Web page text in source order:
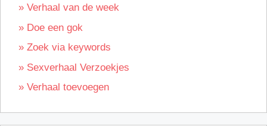
» Verhaal van de week
» Doe een gok
» Zoek via keywords
» Sexverhaal Verzoekjes
» Verhaal toevoegen